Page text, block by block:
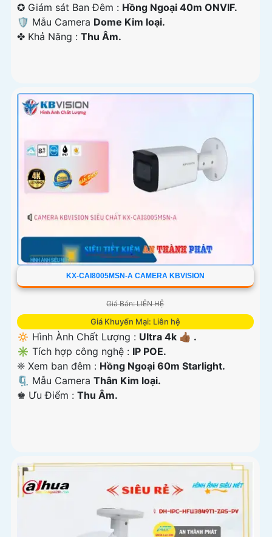
✪ Giám sát Ban Đêm : Hồng Ngoại 40m ONVIF.
🛡 Mẫu Camera Dome Kim loại.
️✤ Khả Năng : Thu Âm.
KX-CAI8005MSN-A CAMERA KBVISION
Giá Bán: LIÊN HỆ
Giá Khuyến Mại: Liên hệ
🔅 Hình Ành Chất Lượng : Ultra 4k 👍🏾 .
✳️ Tích hợp công nghệ : IP POE.
❈ Xem ban đêm : Hồng Ngoại 60m Starlight.
🗜️ Mẫu Camera Thân Kim loại.
️♚ Ưu Điểm : Thu Âm.